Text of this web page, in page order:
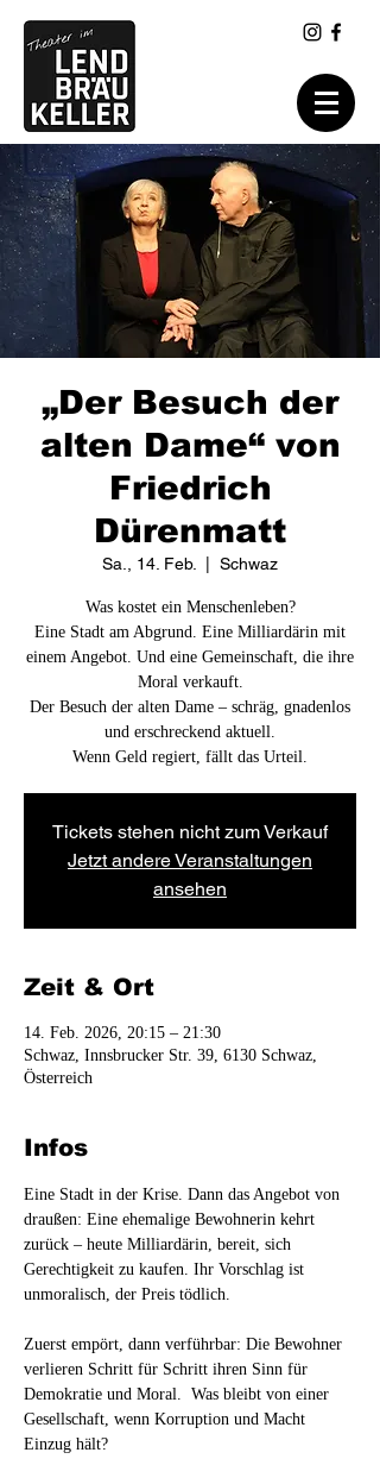
„Der Besuch der
alten Dame“ von
Friedrich
Dürenmatt
Sa., 14. Feb. Schwaz
Was kostet ein Menschenleben?
Eine Stadt am Abgrund. Eine Milliardärin mit
einem Angebot. Und eine Gemeinschaft, die ihre
Moral verkauft.
Der Besuch der alten Dame – schräg, gnadenlos
und erschreckend aktuell.
Wenn Geld regiert, fällt das Urteil.
Tickets stehen nicht zum Verkauf
Jetzt andere Veranstaltungen
ansehen
Zeit & Ort
14. Feb. 2026, 20:15 – 21:30
Schwaz, Innsbrucker Str. 39, 6130 Schwaz,
Österreich
Infos
Eine Stadt in der Krise. Dann das Angebot von
draußen: Eine ehemalige Bewohnerin kehrt
zurück – heute Milliardärin, bereit, sich
Gerechtigkeit zu kaufen. Ihr Vorschlag ist
unmoralisch, der Preis tödlich.
Zuerst empört, dann verführbar: Die Bewohner
verlieren Schritt für Schritt ihren Sinn für
Demokratie und Moral.  Was bleibt von einer
Gesellschaft, wenn Korruption und Macht
Einzug hält?